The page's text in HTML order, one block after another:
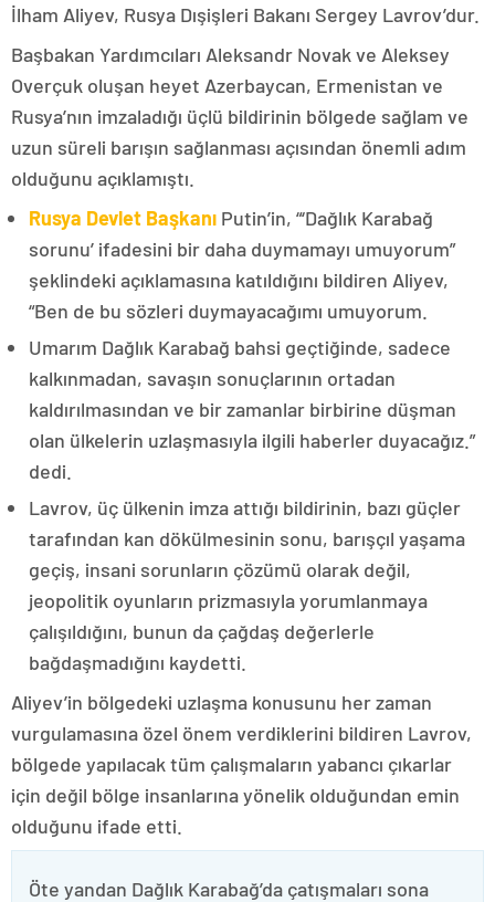
İlham Aliyev, Rusya Dışişleri Bakanı Sergey Lavrov’dur.
Başbakan Yardımcıları Aleksandr Novak ve Aleksey
Overçuk oluşan heyet Azerbaycan, Ermenistan ve
Rusya’nın imzaladığı üçlü bildirinin bölgede sağlam ve
uzun süreli barışın sağlanması açısından önemli adım
olduğunu açıklamıştı.
Rusya Devlet Başkanı Putin’in, “‘Dağlık Karabağ
sorunu’ ifadesini bir daha duymamayı umuyorum”
şeklindeki açıklamasına katıldığını bildiren Aliyev,
“Ben de bu sözleri duymayacağımı umuyorum.
Umarım Dağlık Karabağ bahsi geçtiğinde, sadece
kalkınmadan, savaşın sonuçlarının ortadan
kaldırılmasından ve bir zamanlar birbirine düşman
olan ülkelerin uzlaşmasıyla ilgili haberler duyacağız.”
dedi.
Lavrov, üç ülkenin imza attığı bildirinin, bazı güçler
tarafından kan dökülmesinin sonu, barışçıl yaşama
geçiş, insani sorunların çözümü olarak değil,
jeopolitik oyunların prizmasıyla yorumlanmaya
çalışıldığını, bunun da çağdaş değerlerle
bağdaşmadığını kaydetti.
Aliyev’in bölgedeki uzlaşma konusunu her zaman
vurgulamasına özel önem verdiklerini bildiren Lavrov,
bölgede yapılacak tüm çalışmaların yabancı çıkarlar
için değil bölge insanlarına yönelik olduğundan emin
olduğunu ifade etti.
Öte yandan Dağlık Karabağ’da çatışmaları sona